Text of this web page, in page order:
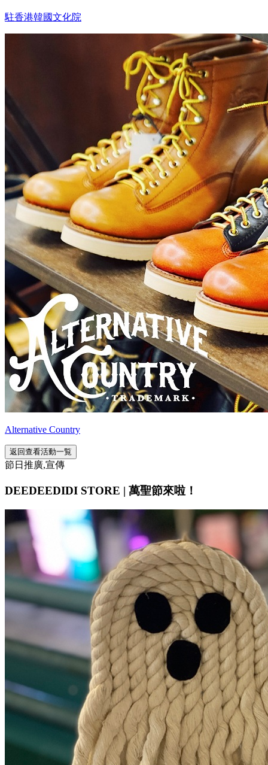
駐香港韓國文化院
Alternative Country
返回查看活動一覧
節日推廣,宣傳
DEEDEEDIDI STORE | 萬聖節來啦！